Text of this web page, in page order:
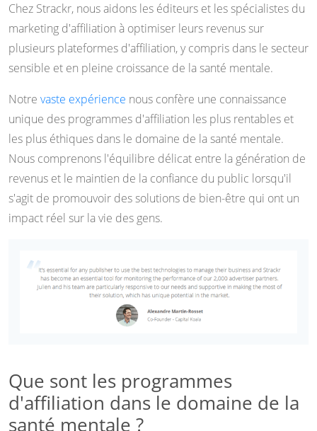
Chez Strackr, nous aidons les éditeurs et les spécialistes du
marketing d'affiliation à optimiser leurs revenus sur
plusieurs plateformes d'affiliation, y compris dans le secteur
sensible et en pleine croissance de la santé mentale.
Notre vaste expérience nous confère une connaissance
unique des programmes d'affiliation les plus rentables et
les plus éthiques dans le domaine de la santé mentale.
Nous comprenons l'équilibre délicat entre la génération de
revenus et le maintien de la confiance du public lorsqu'il
s'agit de promouvoir des solutions de bien-être qui ont un
impact réel sur la vie des gens.
Que sont les programmes
d'affiliation dans le domaine de la
santé mentale ?